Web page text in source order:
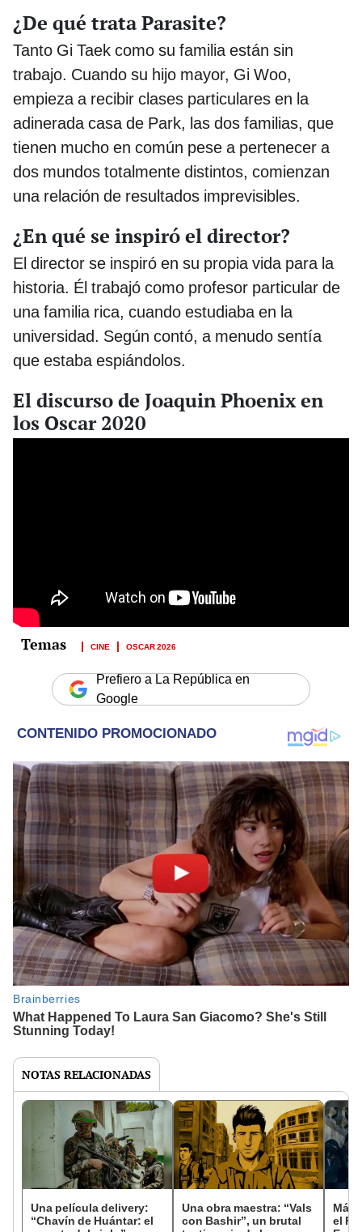
¿De qué trata Parasite?
Tanto Gi Taek como su familia están sin
trabajo. Cuando su hijo mayor, Gi Woo,
empieza a recibir clases particulares en la
adinerada casa de Park, las dos familias, que
tienen mucho en común pese a pertenecer a
dos mundos totalmente distintos, comienzan
una relación de resultados imprevisibles.
¿En qué se inspiró el director?
El director se inspiró en su propia vida para la
historia. Él trabajó como profesor particular de
una familia rica, cuando estudiaba en la
universidad. Según contó, a menudo sentía
que estaba espiándolos.
El discurso de Joaquin Phoenix en
los Oscar 2020
CINE OSCAR 2026
Prefiero a La República en
Google
NOTAS RELACIONADAS
Una película delivery:
“Chavín de Huántar: el
Una obra maestra: “Vals
con Bashir”, un brutal
Más
el